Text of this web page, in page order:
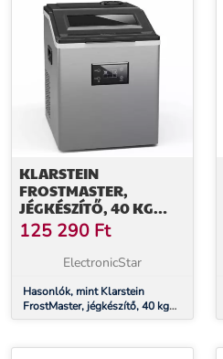
KLARSTEIN
FROSTMASTER,
JÉGKÉSZÍTŐ, 40 KG
JÉGKOCKA NAPONTA,
ROZSDAMENTES ACÉL
BORÍTÓ, LED KIJELZŐ,
JÉGKANÁL
125 290 Ft
ElectronicStar
Hasonlók, mint Klarstein
FrostMaster, jégkészítő, 40 kg
jégkocka naponta,
kijelző, mellékelve jégkanál